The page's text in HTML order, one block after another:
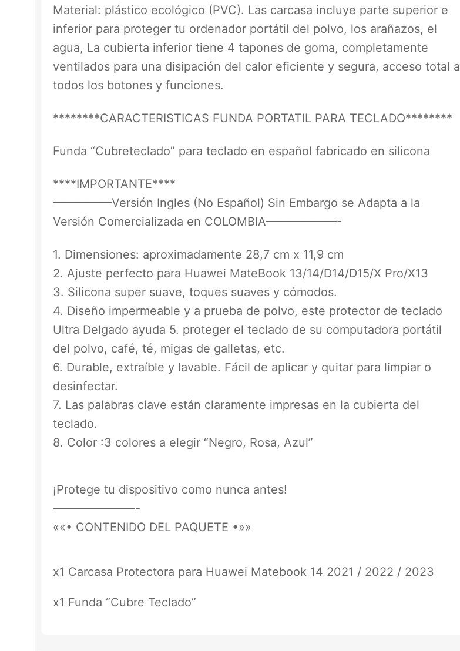
Material: plástico ecológico (PVC). Las carcasa incluye parte superior e
inferior para proteger tu ordenador portátil del polvo, los arañazos, el
agua, La cubierta inferior tiene 4 tapones de goma, completamente
ventilados para una disipación del calor eficiente y segura, acceso total a
todos los botones y funciones.
********CARACTERISTICAS FUNDA PORTATIL PARA TECLADO********
Funda “Cubreteclado” para teclado en español fabricado en silicona
****IMPORTANTE****
—————Versión Ingles (No Español) Sin Embargo se Adapta a la
Versión Comercializada en COLOMBIA——————-
1. Dimensiones: aproximadamente 28,7 cm x 11,9 cm
2. Ajuste perfecto para Huawei MateBook 13/14/D14/D15/X Pro/X13
3. Silicona super suave, toques suaves y cómodos.
4. Diseño impermeable y a prueba de polvo, este protector de teclado
Ultra Delgado ayuda 5. proteger el teclado de su computadora portátil
del polvo, café, té, migas de galletas, etc.
6. Durable, extraíble y lavable. Fácil de aplicar y quitar para limpiar o
desinfectar.
7. Las palabras clave están claramente impresas en la cubierta del
teclado.
8. Color :3 colores a elegir “Negro, Rosa, Azul”
¡Protege tu dispositivo como nunca antes!
———————-
««• CONTENIDO DEL PAQUETE •»»
x1 Carcasa Protectora para Huawei Matebook 14 2021 / 2022 / 2023
x1 Funda “Cubre Teclado”